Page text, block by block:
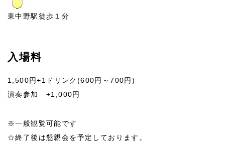
東中野駅徒歩１分
入場料
1,500円+1ドリンク(600円～700円)
演奏参加 +1,000円
※一般観覧可能です
☆終了後は懇親会を予定しております。